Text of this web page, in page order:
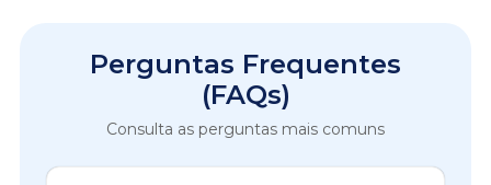
Perguntas Frequentes
(FAQs)
Consulta as perguntas mais comuns